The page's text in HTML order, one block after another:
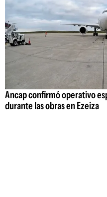
Ancap confirmó operativo
durante las obras en Ezeiza